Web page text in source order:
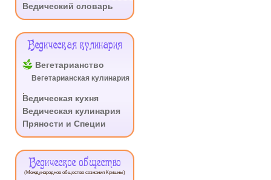
Ведический словарь
Ведическая кулинария
Вегетарианство
Вегетарианская кулинария
Ведическая кухня
Ведическая кулинария
Пряности и Специи
Ведическое общество
(Международное общество сознания Кришны)